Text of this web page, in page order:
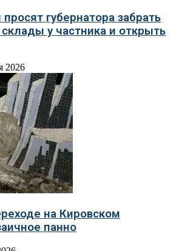
губернатора забрать
у частника и открыть
2026
на Кировском
панно